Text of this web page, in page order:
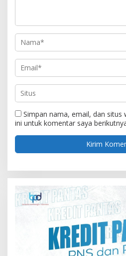
Simpan nama, email, dan situs
ini untuk komentar saya